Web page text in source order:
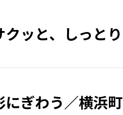
ッと、しっとり
ぎわう／横浜町